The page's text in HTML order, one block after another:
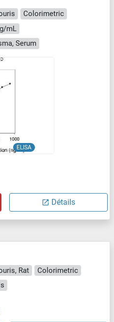
Colorimetric
mL
Serum
ELISA
Détails
Rat
Colorimetric